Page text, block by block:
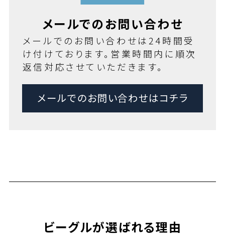
メールでのお問い合わせ
メールでのお問い合わせは24時間受
け付けております。営業時間内に順次
返信対応させていただきます。
メールでのお問い合わせはコチラ
ビーグルが選ばれる理由